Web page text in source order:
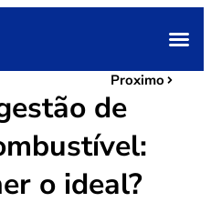
Proximo
de
o ideal?